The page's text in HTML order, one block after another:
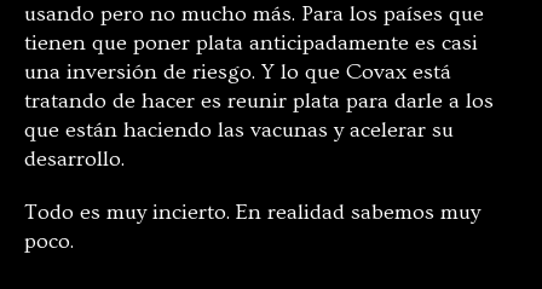
usando pero no mucho más. Para los países que
tienen que poner plata anticipadamente es casi
una inversión de riesgo. Y lo que Covax está
tratando de hacer es reunir plata para darle a los
que están haciendo las vacunas y acelerar su
desarrollo.
Todo es muy incierto. En realidad sabemos muy
poco.